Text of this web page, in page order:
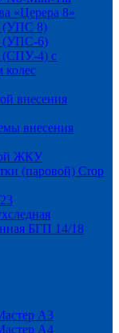
«Церера 8»
(УПС 8)
(УПС-6)
(СПУ-4) с
внесения
внесения
ЖКУ
(паровой) Crop
БГП 14/18
А3
А4